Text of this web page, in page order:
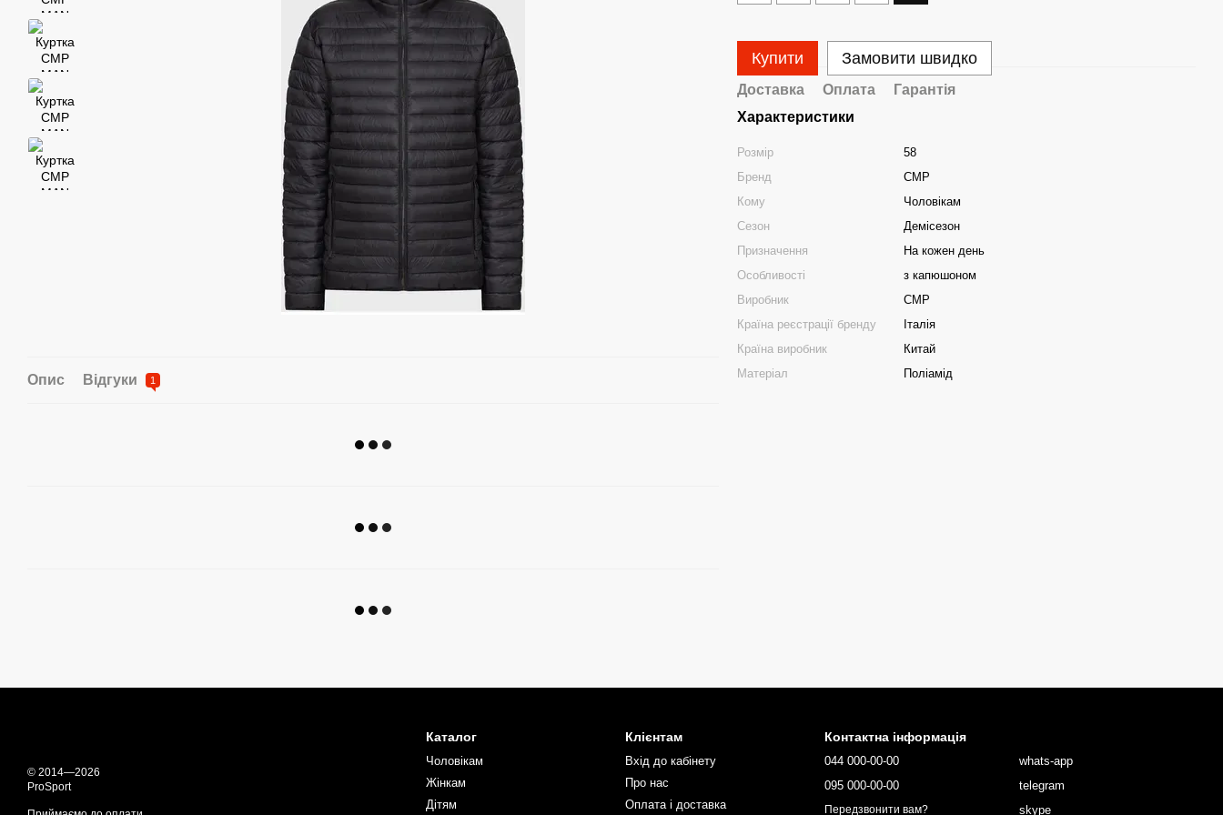
Опис Відгуки 1
Купити Замовити швидко
Доставка Оплата
Гарантія
Характеристики
Розмір
58
Бренд
CMP
Кому
Чоловікам
Сезон
Демісезон
Призначення
На кожен день
Особливості
з капюшоном
Виробник
CMP
Країна реєстрації бренду
Італія
Країна виробник
Китай
Матеріал
Поліамід
© 2014—2026
ProSport
Каталог
Чоловікам
Жінкам
Дітям
Клієнтам
Вхід до кабінету
Про нас
Оплата і доставка
Контактна інформація
044 000-00-00
095 000-00-00
Передзвонити вам?
whats-app
telegram
skype